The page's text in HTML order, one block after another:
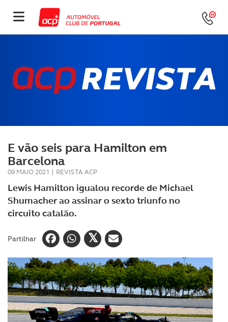
E vão seis para Hamilton em
Barcelona
09 MAIO 2021 | REVISTA ACP
Lewis Hamilton igualou recorde de Michael
Shumacher ao assinar o sexto triunfo no
circuito catalão.
Partilhar